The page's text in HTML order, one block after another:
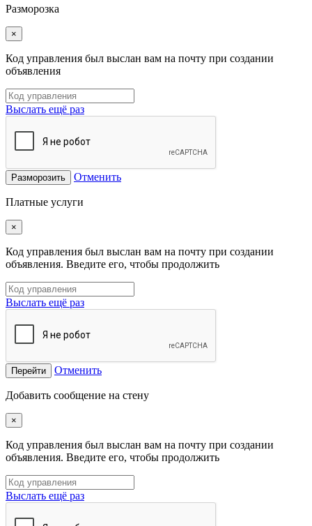
Разморозка
×
Код управления был выслан вам на почту при создании
объявления
Выслать ещё раз
Разморозить Отменить
Платные услуги
×
Код управления был выслан вам на почту при создании
объявления. Введите его, чтобы продолжить
Выслать ещё раз
Перейти Отменить
Добавить сообщение на стену
×
Код управления был выслан вам на почту при создании
объявления. Введите его, чтобы продолжить
Выслать ещё раз